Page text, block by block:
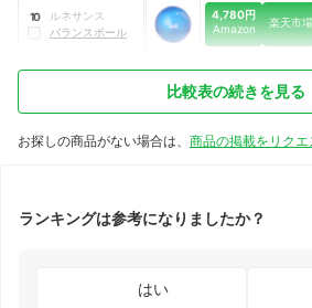
10
ルネサンス
バランスボール
4,780円
Amazon
楽天市場
比較表の続きを見る
お探しの商品がない場合は、 商品の掲載をリクエ
ランキングは参考になりましたか？
はい